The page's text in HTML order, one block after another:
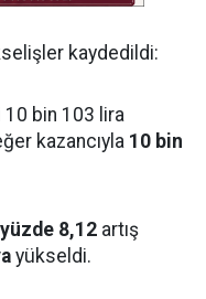
kaydedildi:
bin 103 lira
kazancıyla 10 bin
yüzde 8,12 artış
yükseldi.